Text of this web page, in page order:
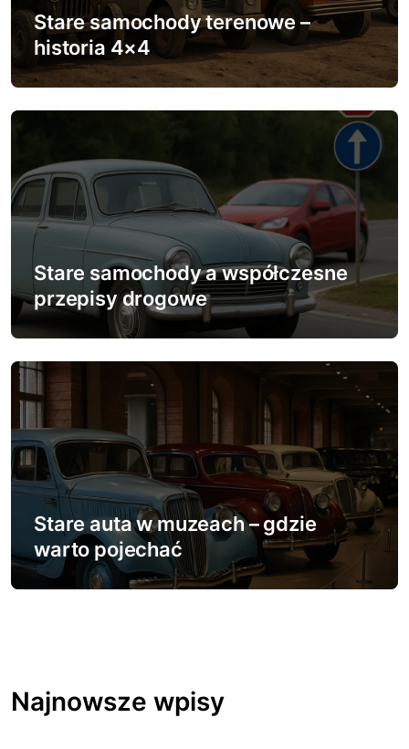
w
p
i
u
Stare samochody terenowe –
historia 4×4
Stare samochody a współczesne
przepisy drogowe
Stare auta w muzeach – gdzie
warto pojechać
Najnowsze wpisy